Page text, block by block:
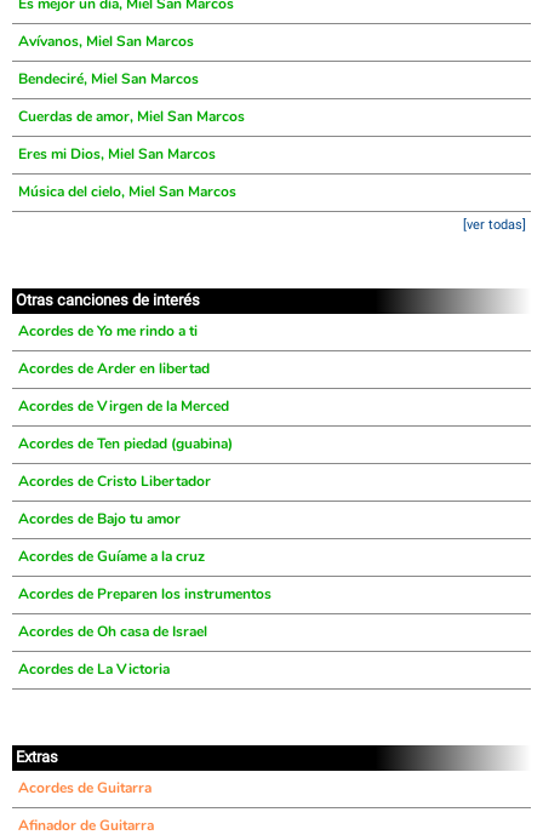
Avívanos, Miel San Marcos
Bendeciré, Miel San Marcos
Cuerdas de amor, Miel San Marcos
Eres mi Dios, Miel San Marcos
Música del cielo, Miel San Marcos
[ver todas]
Otras canciones de interés
Acordes de Yo me rindo a ti
Acordes de Arder en libertad
Acordes de Virgen de la Merced
Acordes de Ten piedad (guabina)
Acordes de Cristo Libertador
Acordes de Bajo tu amor
Acordes de Guíame a la cruz
Acordes de Preparen los instrumentos
Acordes de Oh casa de Israel
Acordes de La Victoria
Extras
Acordes de Guitarra
Afinador de Guitarra